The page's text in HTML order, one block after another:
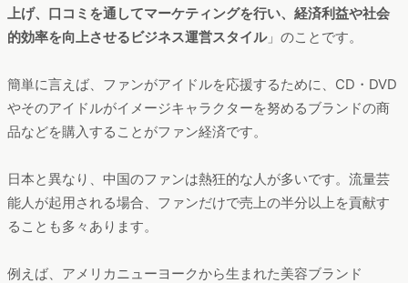
上げ、口コミを通してマーケティングを行い、経済利益や社会
的効率を向上させるビジネス運営スタイル」のことです。
簡単に言えば、ファンがアイドルを応援するために、CD・DVD
やそのアイドルがイメージキャラクターを努めるブランドの商
品などを購入することがファン経済です。
日本と異なり、中国のファンは熱狂的な人が多いです。流量芸
能人が起用される場合、ファンだけで売上の半分以上を貢献す
ることも多々あります。
例えば、アメリカニューヨークから生まれた美容ブランド